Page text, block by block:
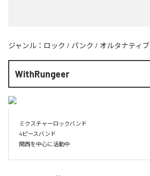
ジャンル： ロック / パンク / オルタナティブ
WithRungeer
ミクスチャーロックバンド
4ピースバンド
関西を中心に活動中